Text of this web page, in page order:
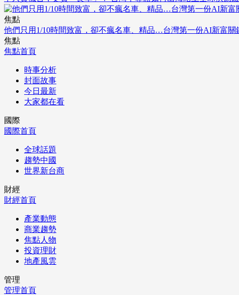
焦點
他們只用1/10時間致富，卻不瘋名車、精品…台灣第一份AI新富關
焦點
焦點首頁
時事分析
封面故事
今日最新
大家都在看
國際
國際首頁
全球話題
趨勢中國
世界新台商
財經
財經首頁
產業動態
商業趨勢
焦點人物
投資理財
地產風雲
管理
管理首頁